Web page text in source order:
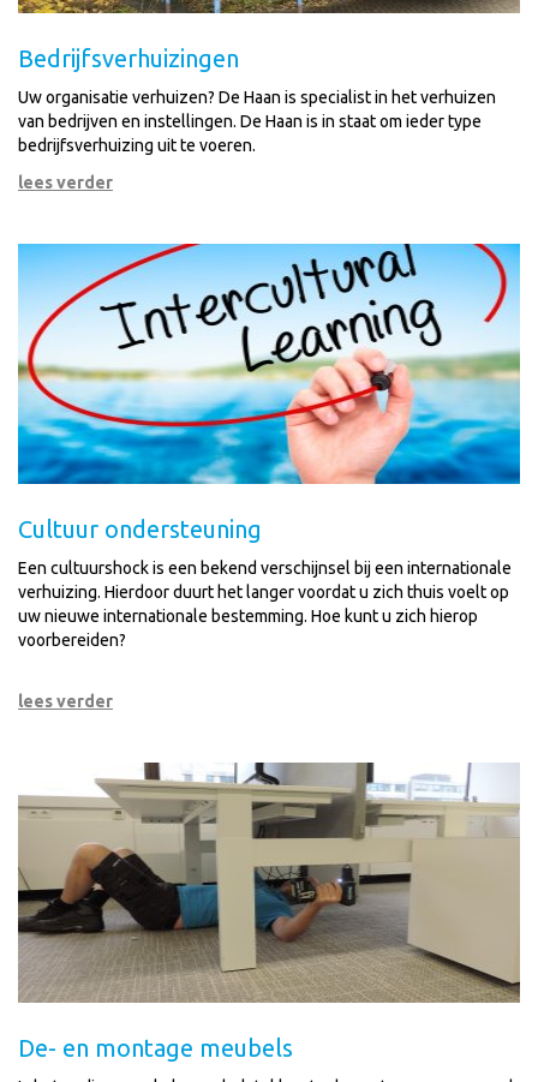
Bedrijfsverhuizingen
Uw organisatie verhuizen? De Haan is specialist in het verhuizen
van bedrijven en instellingen. De Haan is in staat om ieder type
bedrijfsverhuizing uit te voeren.
lees verder
Cultuur ondersteuning
Een cultuurshock is een bekend verschijnsel bij een internationale
verhuizing. Hierdoor duurt het langer voordat u zich thuis voelt op
uw nieuwe internationale bestemming. Hoe kunt u zich hierop
voorbereiden?
lees verder
De- en montage meubels